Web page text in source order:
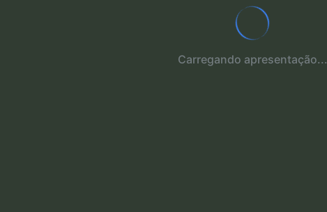
Carregando apresentação...